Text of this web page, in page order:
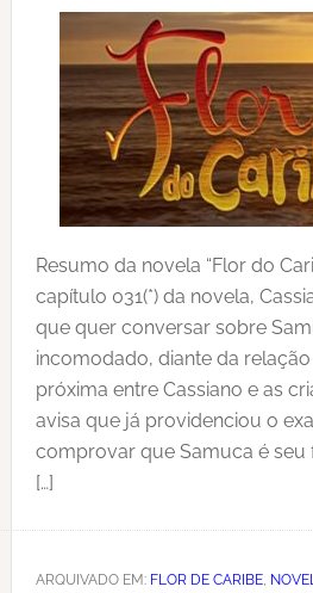
Resumo da novela “Flor do
capítulo 031(*) da novela,
que quer conversar sobre
incomodado, diante da
próxima entre Cassiano e as
avisa que já providenciou o
comprovar que Samuca é seu
[…]
ARQUIVADO EM: FLOR DE CARIBE,